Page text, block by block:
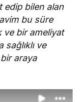
edip bilen alan
bu süre
ve bir ameliyat
sağlıklı ve
araya